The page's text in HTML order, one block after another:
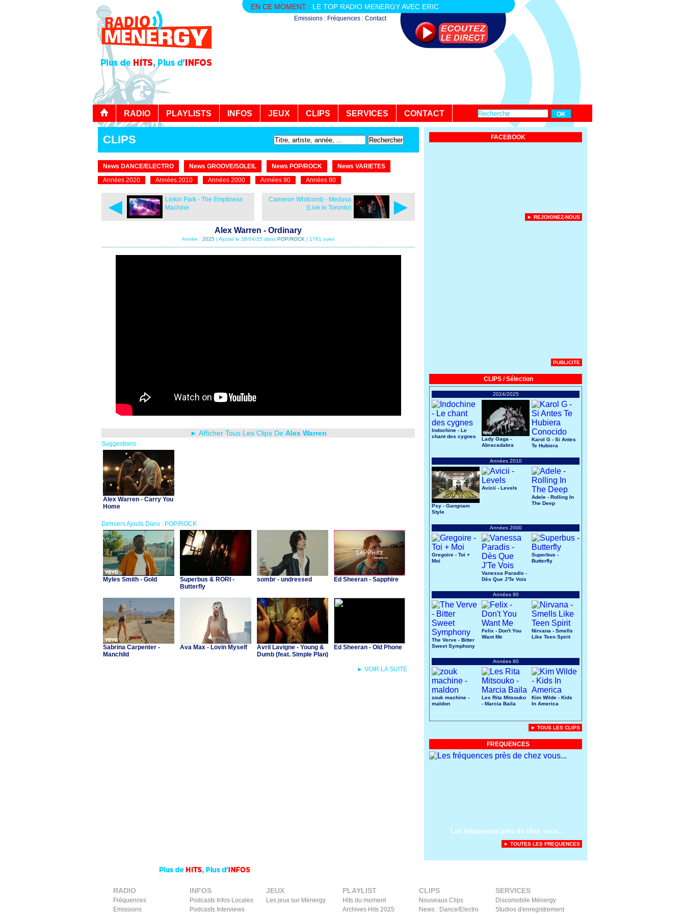
EN CE MOMENT : LE TOP RADIO MENERGY AVEC ERIC
Emissions Fréquences Contact
RADIO PLAYLISTS INFOS JEUX CLIPS SERVICES CONTACT
CLIPS
News DANCE/ELECTRO News GROOVE/SOLEIL News POP/ROCK
News VARIETES
Années 2020
Années 2010 Années 2000 Années 90 Années 80
◄
Linkin Park - The Emptiness
Machine
►
Cameron Whitcomb - Medusa
(Live in Toronto)
Alex Warren - Ordinary
Année : 2025 | Ajouté le 18/04/25 dans POP/ROCK | 1761 vues
► Afficher Tous Les Clips De Alex Warren
Suggestions
Alex Warren - Carry You
Home
Derniers Ajouts Dans : POP/ROCK
Myles Smith - Gold
Superbus & RORI -
Butterfly
sombr - undressed Ed Sheeran - Sapphire
Sabrina Carpenter -
Manchild
Ava Max - Lovin Myself
Avril Lavigne - Young &
Dumb (feat. Simple Plan)
Ed Sheeran - Old Phone
► VOIR LA SUITE
FACEBOOK
► REJOIGNEZ-NOUS
PUBLICITE
CLIPS / Sélection
2024/2025
Indochine - Le
chant des cygnes
Lady Gaga -
Abracadabra
Karol G - Si Antes
Te Hubiera
Années 2010
Psy - Gangnam
Style
Avicii - Levels
Adele - Rolling In
The Deep
Années 2000
Gregoire - Toi +
Moi
Vanessa Paradis -
Dès Que J'Te Vois
Superbus -
Butterfly
Années 90
The Verve - Bitter
Sweet Symphony
Felix - Don't You
Want Me
Nirvana - Smells
Like Teen Spirit
Années 80
zouk machine -
maldon
Les Rita Mitsouko
- Marcia Baila
Kim Wilde - Kids
In America
► TOUS LES CLIPS
FREQUENCES
Les fréquences près de chez vous...
► TOUTES LES FREQUENCES
RADIO
Fréquences
Emissions
INFOS
Podcasts Infos Locales
Podcasts Interviews
JEUX
Les jeux sur Ménergy
PLAYLIST
Hits du moment
Archives Hits 2025
CLIPS
Nouveaux Clips
News : Dance/Electro
SERVICES
Discomobile Ménergy
Studios d'enregistrement